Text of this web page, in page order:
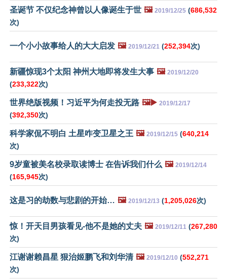
圣诞节 不仅纪念神曾以人像诞生于世 🖼️ 2019/12/25 (686,532
次)
一个小小故事给人的大大启发 🖼️ 2019/12/21 (252,394次)
新疆惊现3个太阳 神州大地即将发生大事 🖼️ 2019/12/20
(233,322次)
世界绝版视频！习近平为何走投无路 🖼️▶️ 2019/12/17
(392,350次)
科学家侃不明白 土星咋变卫星之王 🖼️ 2019/12/15 (640,214
次)
9岁童被美名校录取读博士 在告诉我们什么 🖼️ 2019/12/14
(165,945次)
这是习的劫数与悲剧的开始… 🖼️ 2019/12/13 (1,205,026次)
惊！开天目男孩看见-他不是她的丈夫 🖼️ 2019/12/11 (267,280
次)
江谢谢赖昌星 狠治姬鹏飞和刘华清 🖼️ 2019/12/10 (552,271
次)